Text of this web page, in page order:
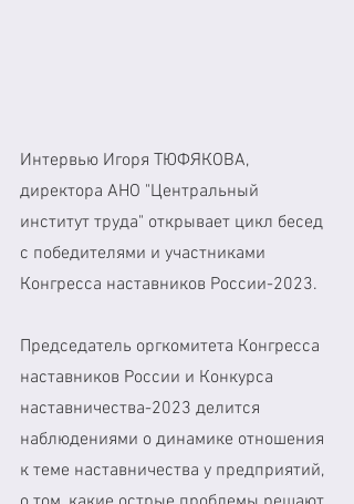
Интервью Игоря ТЮФЯКОВА,
директора АНО "Центральный
институт труда" открывает цикл бесед
с победителями и участниками
Конгресса наставников России-2023.
Председатель оргкомитета Конгресса
наставников России и Конкурса
наставничества-2023 делится
наблюдениями о динамике отношения
к теме наставничества у предприятий,